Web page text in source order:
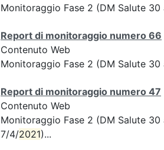
Monitoraggio Fase 2 (DM Salute
Report di monitoraggio numero 66
Contenuto Web
Monitoraggio Fase 2 (DM Salute
Report di monitoraggio numero 47
Contenuto Web
Monitoraggio Fase 2 (DM Salute
7/4/2021)...